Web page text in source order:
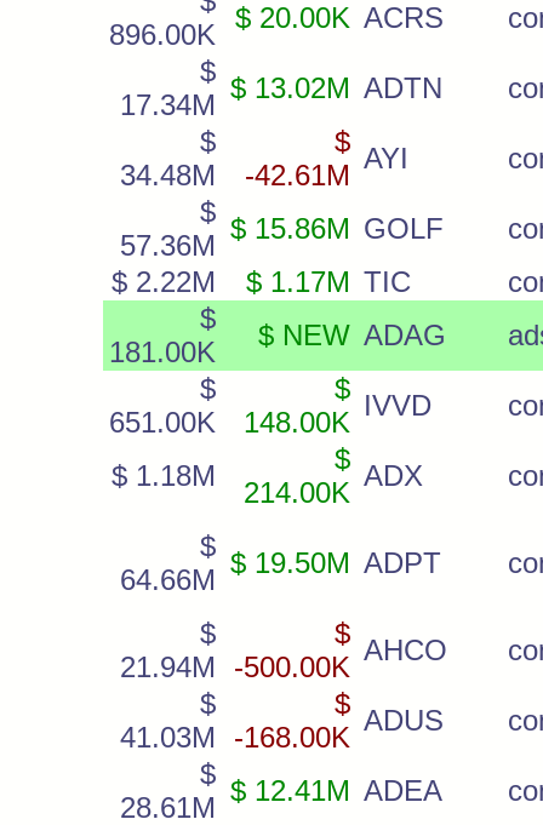
896.00K
$ 20.00K ACRS
$
17.34M
$ 13.02M ADTN
$
34.48M
$
-42.61M
AYI
$
57.36M
$ 15.86M GOLF
$ 2.22M
$ 1.17M TIC
$
181.00K
$ NEW ADAG
$
651.00K
$
148.00K
IVVD
$ 1.18M
$
214.00K
ADX
$
64.66M
$ 19.50M ADPT
$
21.94M
$
-500.00K
AHCO
$
41.03M
$
-168.00K
ADUS
$
28.61M
$ 12.41M ADEA